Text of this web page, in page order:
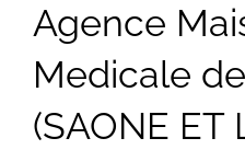
Financement
Contact
Agence
Medicale
(SAONE ET